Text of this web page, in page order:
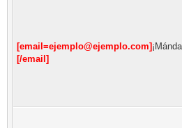
[email=ejemplo@ejemplo.com]
[/email]